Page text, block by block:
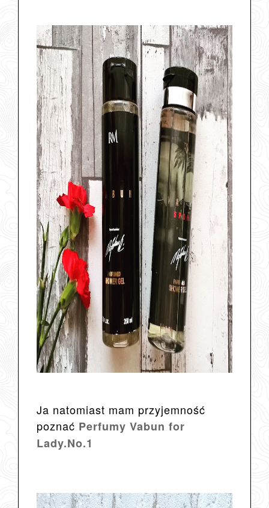
Ja natomiast mam przyjemność
poznać Perfumy Vabun for
Lady.No.1